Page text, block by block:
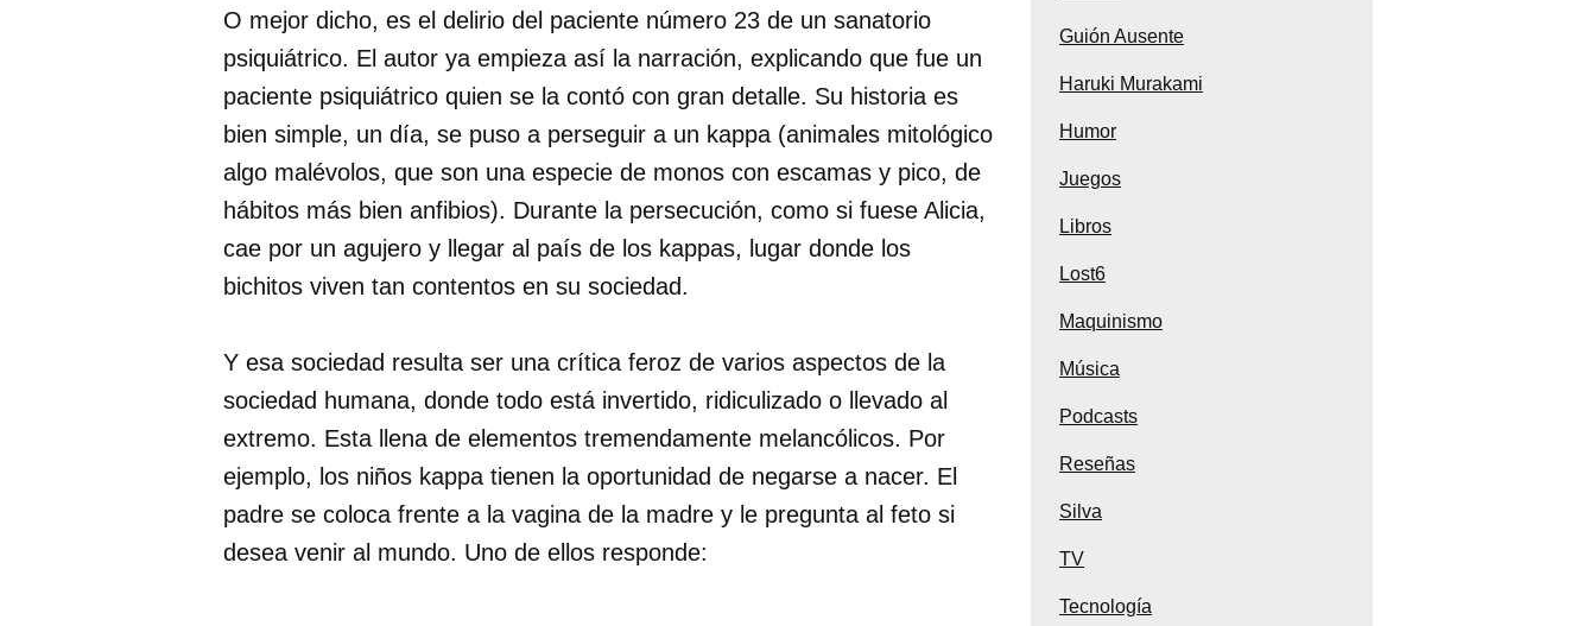
O mejor dicho, es el delirio del paciente número 23 de un sanatorio
psiquiátrico. El autor ya empieza así la narración, explicando que fue un
paciente psiquiátrico quien se la contó con gran detalle. Su historia es
bien simple, un día, se puso a perseguir a un kappa (animales mitológico
algo malévolos, que son una especie de monos con escamas y pico, de
hábitos más bien anfibios). Durante la persecución, como si fuese Alicia,
cae por un agujero y llegar al país de los kappas, lugar donde los
bichitos viven tan contentos en su sociedad.
Y esa sociedad resulta ser una crítica feroz de varios aspectos de la
sociedad humana, donde todo está invertido, ridiculizado o llevado al
extremo. Esta llena de elementos tremendamente melancólicos. Por
ejemplo, los niños kappa tienen la oportunidad de negarse a nacer. El
padre se coloca frente a la vagina de la madre y le pregunta al feto si
desea venir al mundo. Uno de ellos responde:
Guión Ausente
Haruki Murakami
Humor
Juegos
Libros
Lost6
Maquinismo
Música
Podcasts
Reseñas
Silva
TV
Tecnología